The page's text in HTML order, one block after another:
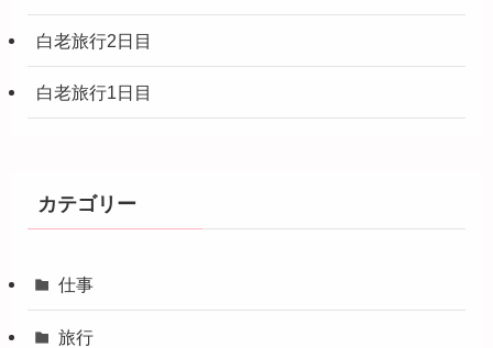
白老旅行2日目
白老旅行1日目
カテゴリー
仕事
旅行